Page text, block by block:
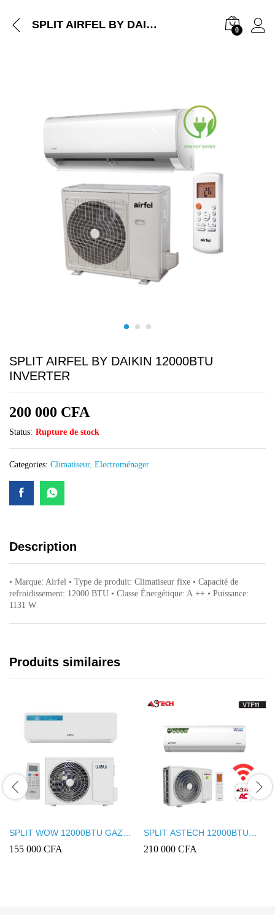
SPLIT AIRFEL BY DAIKIN 12000BTU INVERTER 0
SPLIT AIRFEL BY DAIKIN 12000BTU
INVERTER
200 000 CFA
Status: Rupture de stock
Categories: Climatiseur, Electroménager
Description
• Marque: Airfel • Type de produit: Climatiseur fixe • Capacité de
refroidissement: 12000 BTU • Classe Énergétique: A.++ • Puissance:
1131 W
Produits similaires
SPLIT WOW 12000BTU GAZ
410
155 000 CFA
SPLIT ASTECH 12000BTU
INVERTER +WIFI 12VTF111
210 000 CFA